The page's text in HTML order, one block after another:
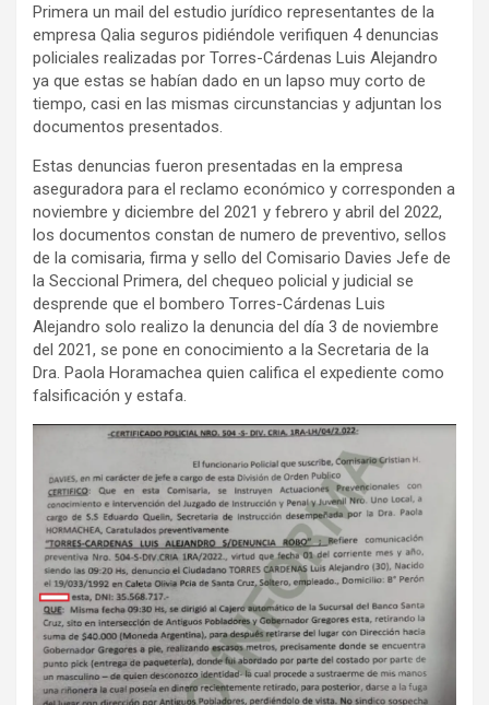
Primera un mail del estudio jurídico representantes de la
empresa Qalia seguros pidiéndole verifiquen 4 denuncias
policiales realizadas por Torres-Cárdenas Luis Alejandro
ya que estas se habían dado en un lapso muy corto de
tiempo, casi en las mismas circunstancias y adjuntan los
documentos presentados.
Estas denuncias fueron presentadas en la empresa
aseguradora para el reclamo económico y corresponden a
noviembre y diciembre del 2021 y febrero y abril del 2022,
los documentos constan de numero de preventivo, sellos
de la comisaria, firma y sello del Comisario Davies Jefe de
la Seccional Primera, del chequeo policial y judicial se
desprende que el bombero Torres-Cárdenas Luis
Alejandro solo realizo la denuncia del día 3 de noviembre
del 2021, se pone en conocimiento a la Secretaria de la
Dra. Paola Horamachea quien califica el expediente como
falsificación y estafa.